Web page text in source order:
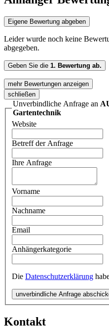
Eigene Bewertung abgeben
Leider wurde noch keine
abgegeben.
Geben Sie die 1. Bewertung ab.
mehr Bewertungen anzeigen
schließen
Unverbindliche Anfrage an
Gartentechnik
Website
Betreff der Anfrage
Ihre Anfrage
Vorname
Nachname
Email
Anhängerkategorie
Die Datenschutzerklärung
unverbindliche Anfrage
Kontakt